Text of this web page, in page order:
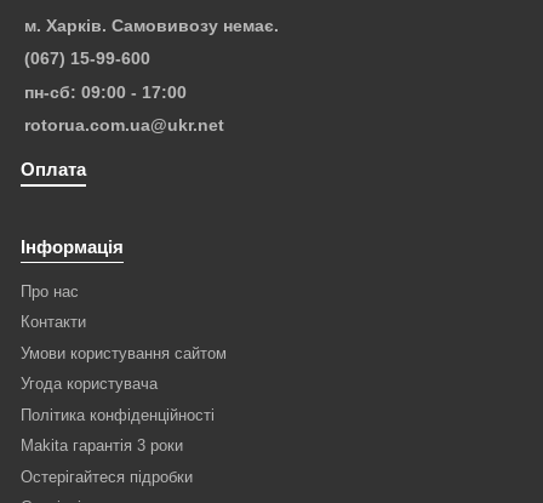
м. Харків. Самовивозу немає.
(067) 15-99-600
пн-сб: 09:00 - 17:00
rotorua.com.ua@ukr.net
Оплата
Інформація
Про нас
Контакти
Умови користування сайтом
Угода користувача
Політика конфіденційності
Makita гарантія 3 роки
Остерігайтеся підробки